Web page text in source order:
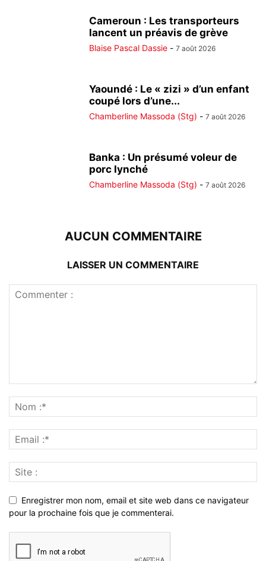
Cameroun : Les transporteurs
lancent un préavis de grève
Blaise Pascal Dassie - 7 août 2026
Yaoundé : Le « zizi » d’un enfant
coupé lors d’une...
Chamberline Massoda (Stg) - 7 août 2026
Banka : Un présumé voleur de
porc lynché
Chamberline Massoda (Stg) - 7 août 2026
AUCUN COMMENTAIRE
LAISSER UN COMMENTAIRE
Enregistrer mon nom, email et site web dans ce navigateur
pour la prochaine fois que je commenterai.